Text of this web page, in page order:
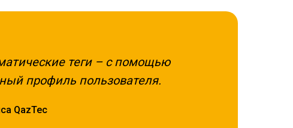
теги – с помощью
профиль пользователя.
QazTec